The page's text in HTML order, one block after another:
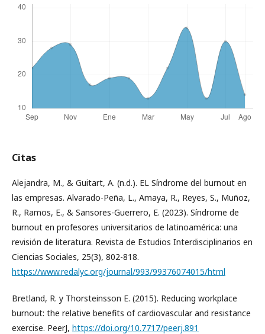
Citas
Alejandra, M., & Guitart, A. (n.d.). EL Síndrome del burnout en
las empresas. Alvarado-Peña, L., Amaya, R., Reyes, S., Muñoz,
R., Ramos, E., & Sansores-Guerrero, E. (2023). Síndrome de
burnout en profesores universitarios de latinoamérica: una
revisión de literatura. Revista de Estudios Interdisciplinarios en
Ciencias Sociales, 25(3), 802-818.
https://www.redalyc.org/journal/993/99376074015/html
Bretland, R. y Thorsteinsson E. (2015). Reducing workplace
burnout: the relative benefits of cardiovascular and resistance
exercise. PeerJ, https://doi.org/10.7717/peerj.891